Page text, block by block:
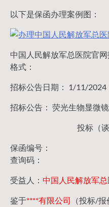
以下是保函办理案例图：
中国人民解放军总医院官
格式：
招标公告日期： 1/11/2024
招标公告： 荧光生物显微
投标（
保函编号：
查询码：
受益人： 中国人民解放军总
鉴于****有限公司 （投标/